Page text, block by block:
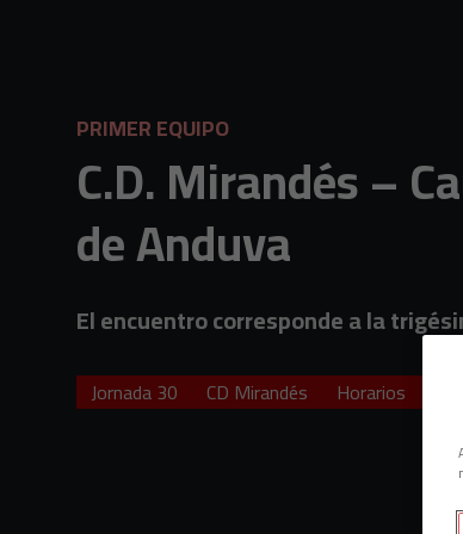
PRIMER EQUIPO
C.D. Mirandés –
de Anduva
El encuentro corresponde a la
Jornada 30 CD Mirandés Horarios